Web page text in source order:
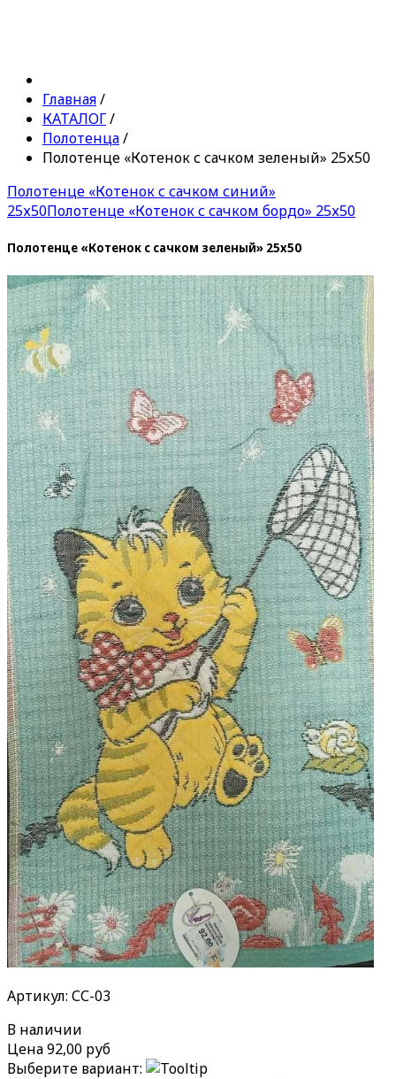
Главная/
КАТАЛОГ/
Полотенца/
Полотенце «Котенок с сачком зеленый» 25х50
Полотенце «Котенок с сачком синий»
25х50Полотенце «Котенок с сачком бордо» 25х50
Полотенце «Котенок с сачком зеленый» 25х50
Артикул: СС-03
В наличии
Цена92,00 руб
Выберите вариант: